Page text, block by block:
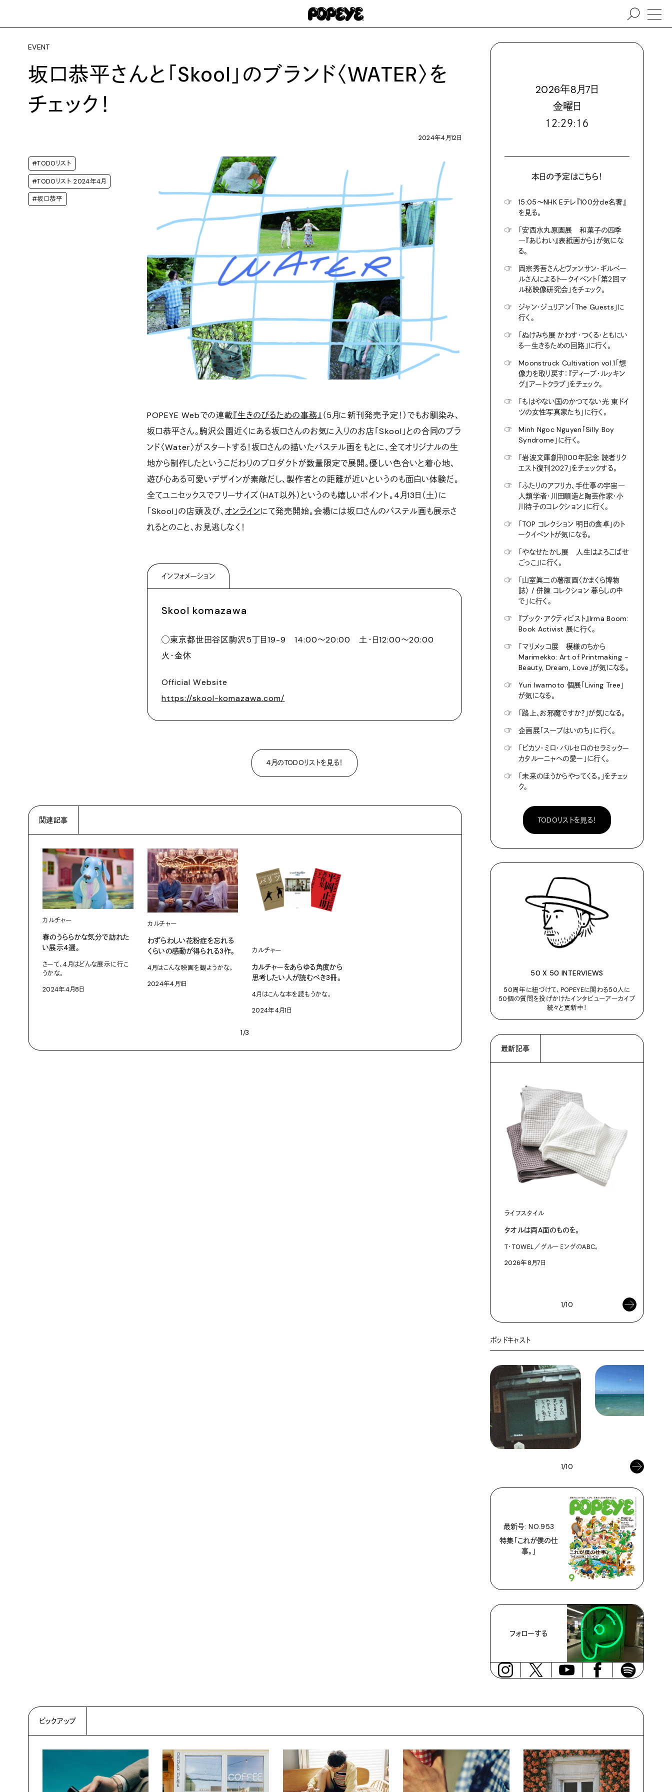
EVENT
坂口恭平さんと「Skool」のブランド〈WATER〉を
チェック！
2024年4月12日
#TODOリスト
#TODOリスト 2024年4月
#坂口恭平
POPEYE Webでの連載『生きのびるための事務』 （5月に新刊発売予定！）でもお馴染み、
坂口恭平さん。駒沢公園近くにある坂口さんのお気に入りのお店「Skool」との合同のブラ
ンド〈Water〉がスタートする！坂口さんの描いたパステル画をもとに、全てオリジナルの生
地から制作したというこだわりのプロダクトが数量限定で展開。優しい色合いと着心地、
遊び心ある可愛いデザインが素敵だし、製作者との距離が近いというのも面白い体験だ。
全てユニセックスでフリーサイズ（HAT以外）というのも嬉しいポイント。4月13日（土）に
「Skool」の店頭及び、 オンラインにて発売開始。会場には坂口さんのパステル画も展示さ
れるとのこと、お見逃しなく！
インフォメーション
Skool komazawa
◯東京都世田谷区駒沢5丁目19-9 14:00〜20:00 土・日12:00〜20:00
火・金休
Official Website
https://skool-komazawa.com/
4月のTODOリストを見る！
関連記事
カルチャー
春のうららかな気分で訪れた
い展示4選。
さーて、4月はどんな展示に行こ
うかな。
2024年4月8日
カルチャー
わずらわしい花粉症を忘れる
くらいの感動が得られる3作。
4月はこんな映画を観ようかな。
2024年4月1日
カルチャー
カルチャーをあらゆる角度から
思考したい人が読むべき3冊。
4月はこんな本を読もうかな。
2024年4月1日
1/3
2026年8月7日
金曜日
１２:２９:１７
本日の予定はこちら！
☞
15:05〜NHK Eテレ『100分de名著』
を見る。
☞
「安西水丸原画展 和菓子の四季
―『あじわい』表紙画から」が気にな
る。
☞
岡宗秀吾さんとヴァンサン・ギルベー
ルさんによるトークイベント「第2回マ
ル秘映像研究会」をチェック。
☞
ジャン・ジュリアン「The Guests」に
行く。
☞
「ぬけみち展 かわす・つくる・ともにい
る―生きるための回路」に行く。
☞
Moonstruck Cultivation vol.1「想
像力を取り戻す：『ディープ・ルッキン
グ』アートクラブ」をチェック。
☞
「もはやない国のかつてない光 東ドイ
ツの女性写真家たち」に行く。
☞
Minh Ngoc Nguyen「Silly Boy
Syndrome」に行く。
☞
「岩波文庫創刊100年記念 読者リク
エスト復刊2027」をチェックする。
☞
「ふたりのアフリカ、手仕事の宇宙―
人類学者・川田順造と陶芸作家・小
川待子のコレクション」に行く。
☞
「TOP コレクション 明日の食卓」のト
ークイベントが気になる。
☞
「やなせたかし展 人生はよろこばせ
ごっこ」に行く。
☞
「山室眞二の薯版画〈かまくら博物
誌〉 / 併陳 コレクション 暮らしの中
で」に行く。
☞
『ブック・アクティビスト』Irma Boom:
Book Activist 展に行く。
☞
「マリメッコ展 模様のちから
Marimekko: Art of Printmaking -
Beauty, Dream, Love」が気になる。
☞
Yuri Iwamoto 個展「Living Tree」
が気になる。
☞
「路上、お邪魔ですか？」が気になる。
☞
企画展「スープはいのち」に行く。
☞
「ピカソ・ミロ・バルセロのセラミックー
カタルーニャへの愛ー」に行く。
☞
「未来のほうからやってくる。」をチェッ
ク。
TODOリストを見る！
50 X 50 INTERVIEWS
50周年に紐づけて、POPEYEに関わる50人に
50個の質問を投げかけたインタビューアーカイブ
続々と更新中！
最新記事
ライフスタイル
タオルは両A面のものを。
T・TOWEL／グルーミングのABC。
2026年8月7日
1/10
ポッドキャスト
1/10
最新号: NO.953
特集「これが僕の仕
事。」
フォローする
ピックアップ